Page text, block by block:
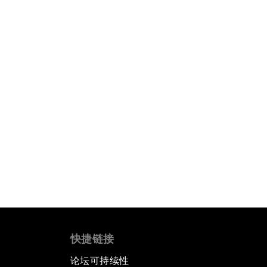
快捷链接
论坛可持续性